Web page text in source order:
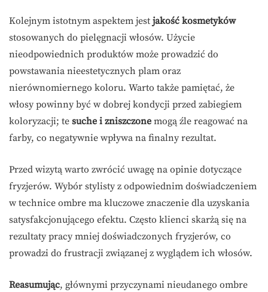
Kolejnym istotnym aspektem jest jakość kosmetyków
stosowanych do pielęgnacji włosów. Użycie
nieodpowiednich produktów może prowadzić do
powstawania nieestetycznych plam oraz
nierównomiernego koloru. Warto także pamiętać, że
włosy powinny być w dobrej kondycji przed zabiegiem
koloryzacji; te suche i zniszczone mogą źle reagować na
farby, co negatywnie wpływa na finalny rezultat.
Przed wizytą warto zwrócić uwagę na opinie dotyczące
fryzjerów. Wybór stylisty z odpowiednim doświadczeniem
w technice ombre ma kluczowe znaczenie dla uzyskania
satysfakcjonującego efektu. Często klienci skarżą się na
rezultaty pracy mniej doświadczonych fryzjerów, co
prowadzi do frustracji związanej z wyglądem ich włosów.
Reasumując, głównymi przyczynami nieudanego ombre